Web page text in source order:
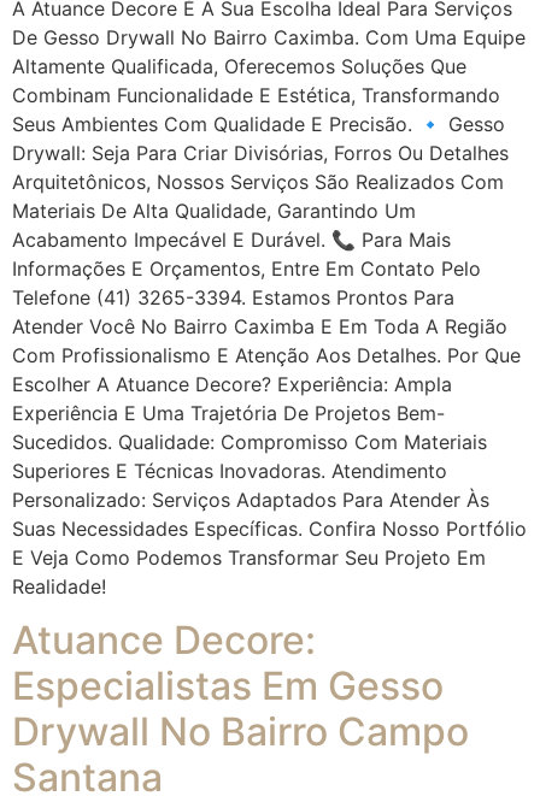
A Atuance Decore É A Sua Escolha Ideal Para Serviços
De Gesso Drywall No Bairro Caximba. Com Uma Equipe
Altamente Qualificada, Oferecemos Soluções Que
Combinam Funcionalidade E Estética, Transformando
Seus Ambientes Com Qualidade E Precisão. 🔹 Gesso
Drywall: Seja Para Criar Divisórias, Forros Ou Detalhes
Arquitetônicos, Nossos Serviços São Realizados Com
Materiais De Alta Qualidade, Garantindo Um
Acabamento Impecável E Durável. 📞 Para Mais
Informações E Orçamentos, Entre Em Contato Pelo
Telefone (41) 3265-3394. Estamos Prontos Para
Atender Você No Bairro Caximba E Em Toda A Região
Com Profissionalismo E Atenção Aos Detalhes. Por Que
Escolher A Atuance Decore? Experiência: Ampla
Experiência E Uma Trajetória De Projetos Bem-
Sucedidos. Qualidade: Compromisso Com Materiais
Superiores E Técnicas Inovadoras. Atendimento
Personalizado: Serviços Adaptados Para Atender Às
Suas Necessidades Específicas. Confira Nosso Portfólio
E Veja Como Podemos Transformar Seu Projeto Em
Realidade!
Atuance Decore:
Especialistas Em Gesso
Drywall No Bairro Campo
Santana